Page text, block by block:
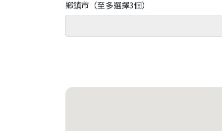
鄉鎮市（至多選擇3個）